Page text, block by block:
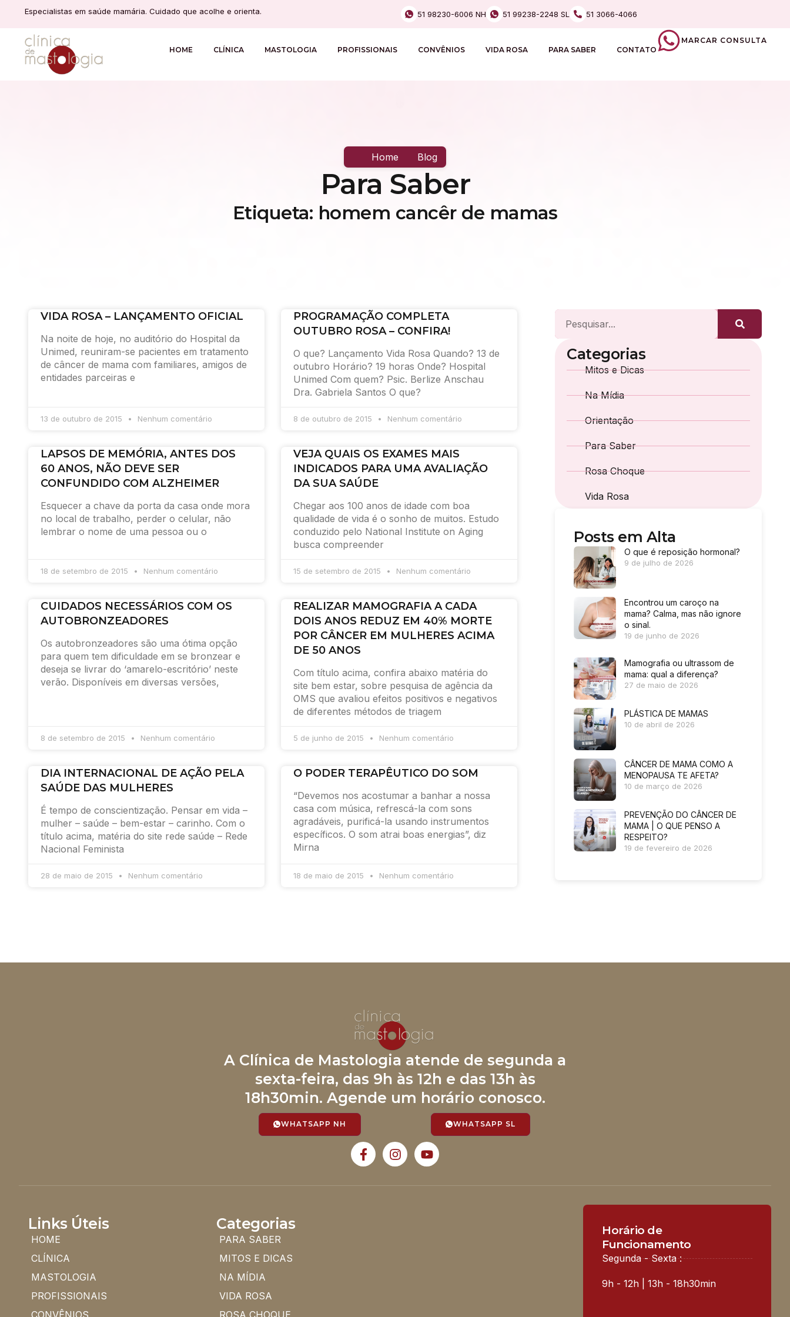
Especialistas em saúde mamária. Cuidado que acolhe e orienta. 51 98230-6006 NH 51 99238-2248 SL 51 3066-4066
HOME CLÍNICA MASTOLOGIA PROFISSIONAIS CONVÊNIOS VIDA ROSA PARA SABER CONTATO
MARCAR CONSULTA
Home Blog
Para Saber
Etiqueta: homem cancêr de mamas
VIDA ROSA – LANÇAMENTO OFICIAL
Na noite de hoje, no auditório do Hospital da
Unimed, reuniram-se pacientes em tratamento
de câncer de mama com familiares, amigos de
entidades parceiras e
13 de outubro de 2015 Nenhum comentário
PROGRAMAÇÃO COMPLETA
OUTUBRO ROSA – CONFIRA!
O que? Lançamento Vida Rosa Quando? 13 de
outubro Horário? 19 horas Onde? Hospital
Unimed Com quem? Psic. Berlize Anschau
Dra. Gabriela Santos O que?
8 de outubro de 2015 Nenhum comentário
LAPSOS DE MEMÓRIA, ANTES DOS
60 ANOS, NÃO DEVE SER
CONFUNDIDO COM ALZHEIMER
Esquecer a chave da porta da casa onde mora
no local de trabalho, perder o celular, não
lembrar o nome de uma pessoa ou o
18 de setembro de 2015 Nenhum comentário
VEJA QUAIS OS EXAMES MAIS
INDICADOS PARA UMA AVALIAÇÃO
DA SUA SAÚDE
Chegar aos 100 anos de idade com boa
qualidade de vida é o sonho de muitos. Estudo
conduzido pelo National Institute on Aging
busca compreender
15 de setembro de 2015 Nenhum comentário
CUIDADOS NECESSÁRIOS COM OS
AUTOBRONZEADORES
Os autobronzeadores são uma ótima opção
para quem tem dificuldade em se bronzear e
deseja se livrar do ‘amarelo-escritório’ neste
verão. Disponíveis em diversas versões,
8 de setembro de 2015 Nenhum comentário
REALIZAR MAMOGRAFIA A CADA
DOIS ANOS REDUZ EM 40% MORTE
POR CÂNCER EM MULHERES ACIMA
DE 50 ANOS
Com título acima, confira abaixo matéria do
site bem estar, sobre pesquisa de agência da
OMS que avaliou efeitos positivos e negativos
de diferentes métodos de triagem
5 de junho de 2015 Nenhum comentário
DIA INTERNACIONAL DE AÇÃO PELA
SAÚDE DAS MULHERES
É tempo de conscientização. Pensar em vida –
mulher – saúde – bem-estar – carinho. Com o
título acima, matéria do site rede saúde – Rede
Nacional Feminista
28 de maio de 2015 Nenhum comentário
O PODER TERAPÊUTICO DO SOM
“Devemos nos acostumar a banhar a nossa
casa com música, refrescá-la com sons
agradáveis, purificá-la usando instrumentos
específicos. O som atrai boas energias”, diz
Mirna
18 de maio de 2015 Nenhum comentário
Categorias
Mitos e Dicas
Na Mídia
Orientação
Para Saber
Rosa Choque
Vida Rosa
Posts em Alta
O que é reposição hormonal?
9 de julho de 2026
Encontrou um caroço na
mama? Calma, mas não ignore
o sinal.
19 de junho de 2026
Mamografia ou ultrassom de
mama: qual a diferença?
27 de maio de 2026
PLÁSTICA DE MAMAS
10 de abril de 2026
CÂNCER DE MAMA COMO A
MENOPAUSA TE AFETA?
10 de março de 2026
PREVENÇÃO DO CÂNCER DE
MAMA | O QUE PENSO A
RESPEITO?
19 de fevereiro de 2026
A Clínica de Mastologia atende de segunda a
sexta-feira, das 9h às 12h e das 13h às
18h30min. Agende um horário conosco.
WHATSAPP NH WHATSAPP SL
Links Úteis
HOME
CLÍNICA
MASTOLOGIA
PROFISSIONAIS
CONVÊNIOS
Categorias
PARA SABER
MITOS E DICAS
NA MÍDIA
VIDA ROSA
ROSA CHOQUE
Horário de
Funcionamento
Segunda - Sexta :
9h - 12h | 13h - 18h30min